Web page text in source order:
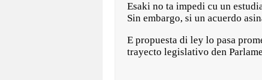
Esaki no ta impedi cu un
Sin embargo, si un acuerdo
E propuesta di ley lo pasa
trayecto legislativo den